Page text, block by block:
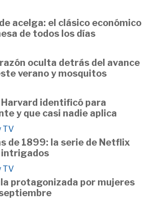
acelga: el clásico económico
de todos los días
oculta detrás del avance
verano y mosquitos
Harvard identificó para
y que casi nadie aplica
TV
de 1899: la serie de Netflix
intrigados
TV
protagonizada por mujeres